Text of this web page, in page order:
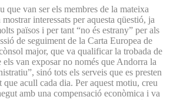
que van ser els membres de la mateixa
interessats per aquesta qüestió, ja
països i per tant “no és estrany” per als
de seguiment de la Carta Europea de
major, que va qualificar la trobada de
van exposar no només que Andorra la
sinó tots els serveis que es presten
que acull cada dia. Per aquest motiu, creu
amb una compensació econòmica i va